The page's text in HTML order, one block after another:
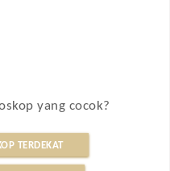
yang cocok?
TERDEKAT